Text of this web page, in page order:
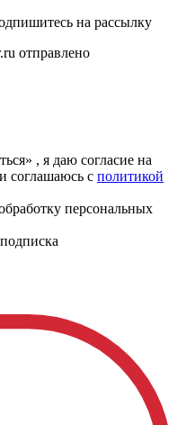
на рассылку
отправлено
, я даю согласие на
и соглашаюсь c политикой
персональных